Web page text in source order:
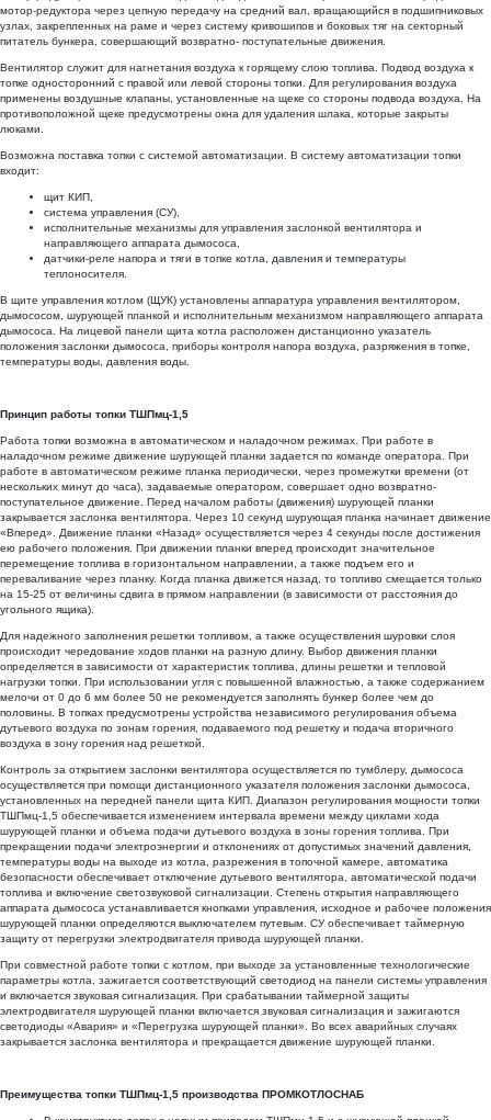
мотор-редуктора через цепную передачу на средний вал, вращающийся в подшипниковых
узлах, закрепленных на раме и через систему кривошипов и боковых тяг на секторный
питатель бункера, совершающий возвратно- поступательные движения.
Вентилятор служит для нагнетания воздуха к горящему слою топлива. Подвод воздуха к
топке односторонний с правой или левой стороны топки. Для регулирования воздуха
применены воздушные клапаны, установленные на щеке со стороны подвода воздуха. На
противоположной щеке предусмотрены окна для удаления шлака, которые закрыты
люками.
Возможна поставка топки с системой автоматизации. В систему автоматизации топки
входит:
щит КИП,
система управления (СУ),
исполнительные механизмы для управления заслонкой вентилятора и
направляющего аппарата дымососа,
датчики-реле напора и тяги в топке котла, давления и температуры
теплоносителя.
В щите управления котлом (ЩУК) установлены аппаратура управления вентилятором,
дымососом, шурующей планкой и исполнительным механизмом направляющего аппарата
дымососа. На лицевой панели щита котла расположен дистанционно указатель
положения заслонки дымососа, приборы контроля напора воздуха, разряжения в топке,
температуры воды, давления воды.
Принцип работы топки ТШПмц-1,5
Работа топки возможна в автоматическом и наладочном режимах. При работе в
наладочном режиме движение шурующей планки задается по команде оператора. При
работе в автоматическом режиме планка периодически, через промежутки времени (от
нескольких минут до часа), задаваемые оператором, совершает одно возвратно-
поступательное движение. Перед началом работы (движения) шурующей планки
закрывается заслонка вентилятора. Через 10 секунд шурующая планка начинает движение
«Вперед». Движение планки «Назад» осуществляется через 4 секунды после достижения
ею рабочего положения. При движении планки вперед происходит значительное
перемещение топлива в горизонтальном направлении, а также подъем его и
переваливание через планку. Когда планка движется назад, то топливо смещается только
на 15-25 от величины сдвига в прямом направлении (в зависимости от расстояния до
угольного ящика).
Для надежного заполнения решетки топливом, а также осуществления шуровки слоя
происходит чередование ходов планки на разную длину. Выбор движения планки
определяется в зависимости от характеристик топлива, длины решетки и тепловой
нагрузки топки. При использовании угля с повышенной влажностью, а также содержанием
мелочи от 0 до 6 мм более 50 не рекомендуется заполнять бункер более чем до
половины. В топках предусмотрены устройства независимого регулирования объема
дутьевого воздуха по зонам горения, подаваемого под решетку и подача вторичного
воздуха в зону горения над решеткой.
Контроль за открытием заслонки вентилятора осуществляется по тумблеру, дымососа
осуществляется при помощи дистанционного указателя положения заслонки дымососа,
установленных на передней панели щита КИП. Диапазон регулирования мощности топки
ТШПмц-1,5 обеспечивается изменением интервала времени между циклами хода
шурующей планки и объема подачи дутьевого воздуха в зоны горения топлива. При
прекращении подачи электроэнергии и отклонениях от допустимых значений давления,
температуры воды на выходе из котла, разрежения в топочной камере, автоматика
безопасности обеспечивает отключение дутьевого вентилятора, автоматической подачи
топлива и включение светозвуковой сигнализации. Степень открытия направляющего
аппарата дымососа устанавливается кнопками управления, исходное и рабочее положения
шурующей планки определяются выключателем путевым. СУ обеспечивает таймерную
защиту от перегрузки электродвигателя привода шурующей планки.
При совместной работе топки с котлом, при выходе за установленные технологические
параметры котла, зажигается соответствующий светодиод на панели системы управления
и включается звуковая сигнализация. При срабатывании таймерной защиты
электродвигателя шурующей планки включается звуковая сигнализация и зажигаются
светодиоды «Авария» и «Перегрузка шурующей планки». Во всех аварийных случаях
закрывается заслонка вентилятора и прекращается движение шурующей планки.
Преимущества топки ТШПмц-1,5 производства ПРОМКОТЛОСНАБ